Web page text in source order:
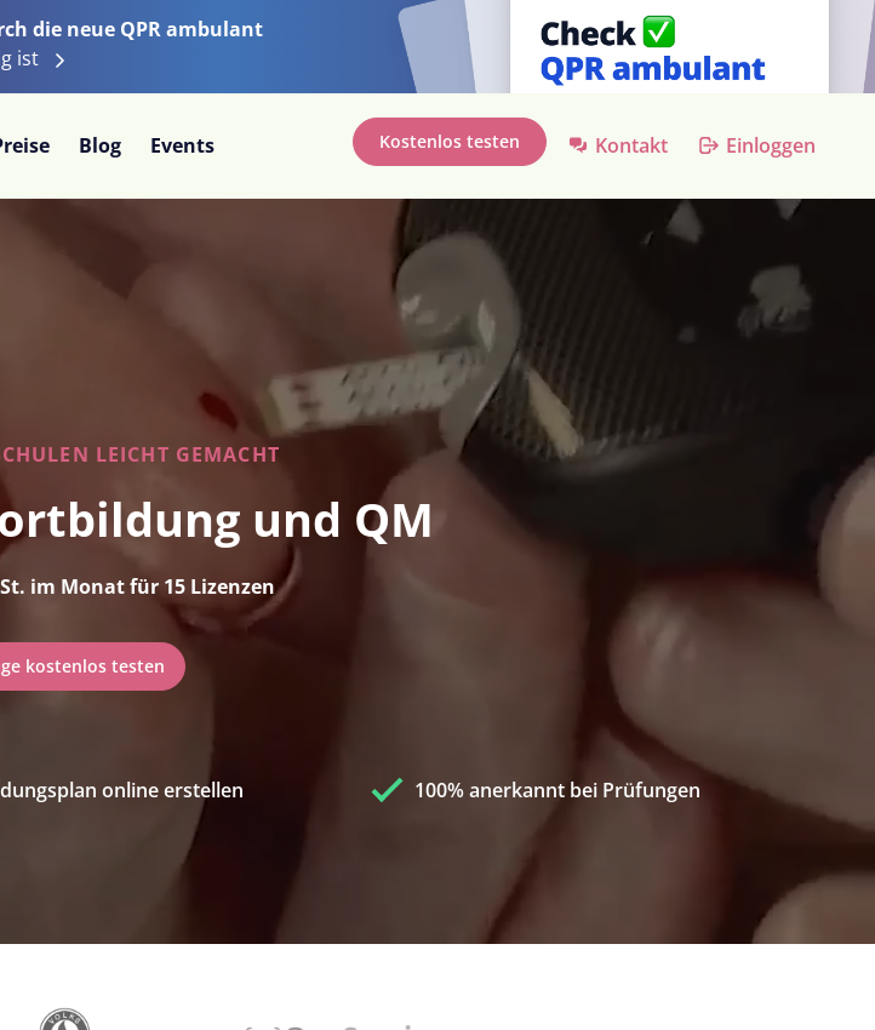
die neue QPR ambulant
ist
Blog Events Kostenlos testen Kontakt Einloggen
LEICHT GEMACHT
und QM
im Monat für 15 Lizenzen
kostenlos testen
online erstellen 100% anerkannt bei Prüfungen